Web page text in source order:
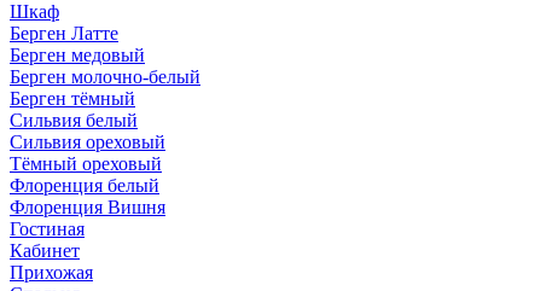
Шкаф
Берген Латте
Берген медовый
Берген молочно-белый
Берген тёмный
Сильвия белый
Сильвия ореховый
Тёмный ореховый
Флоренция белый
Флоренция Вишня
Гостиная
Кабинет
Прихожая